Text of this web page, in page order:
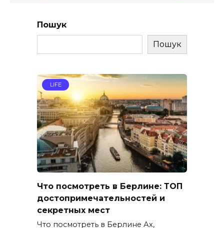
Пошук
Пошук
LIFE
Что посмотреть в Берлине: ТОП
достопримечательностей и
секретных мест
Что посмотреть в Берлине Ах,